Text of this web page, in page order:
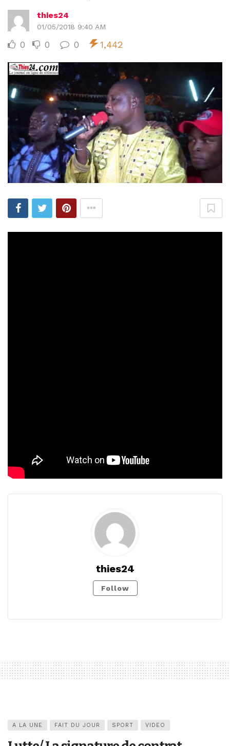
thies24
01/05/2018 9:40 AM
0 0 0 1,442
thies24
Follow
A LA UNE FAIT DU JOUR SPORT VIDEO